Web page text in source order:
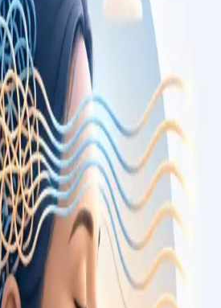
Cardiologia
Marcar consulta
sobre diagnóstico ou plano de
oncologista médico registado na
também em cuidados paliativos.